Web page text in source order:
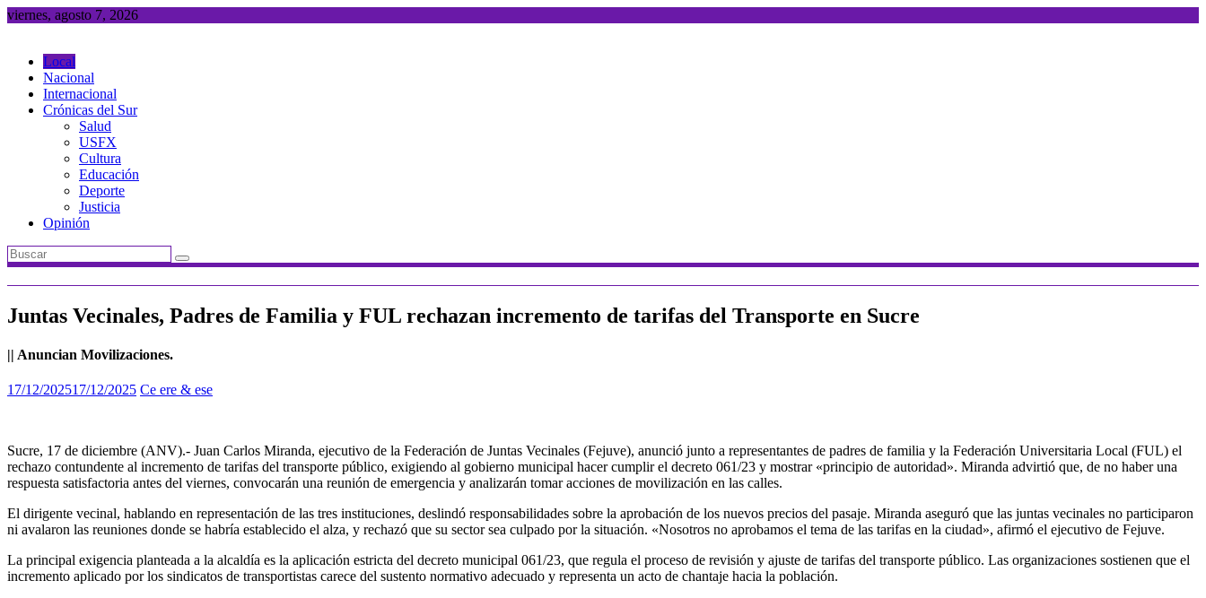
Saltar
viernes, agosto 7, 2026
Local
Nacional
Internacional
Crónicas del Sur
Salud
USFX
Cultura
Educación
Deporte
Justicia
Opinión
Juntas Vecinales, Padres de Familia y FUL rechazan incremento de tarifas del Transporte en Sucre
|| Anuncian Movilizaciones.
17/12/202517/12/2025 Ce ere & ese
Sucre, 17 de diciembre (ANV).- Juan Carlos Miranda, ejecutivo de la Federación de Juntas Vecinales (Fejuve), anunció junto a representantes de padres de familia y la Federación Universitaria Local (FUL) el
rechazo contundente al incremento de tarifas del transporte público, exigiendo al gobierno municipal hacer cumplir el decreto 061/23 y mostrar «principio de autoridad». Miranda advirtió que, de no haber una
respuesta satisfactoria antes del viernes, convocarán una reunión de emergencia y analizarán tomar acciones de movilización en las calles.
El dirigente vecinal, hablando en representación de las tres instituciones, deslindó responsabilidades sobre la aprobación de los nuevos precios del pasaje. Miranda aseguró que las juntas vecinales no participaron
ni avalaron las reuniones donde se habría establecido el alza, y rechazó que su sector sea culpado por la situación. «Nosotros no aprobamos el tema de las tarifas en la ciudad», afirmó el ejecutivo de Fejuve.
La principal exigencia planteada a la alcaldía es la aplicación estricta del decreto municipal 061/23, que regula el proceso de revisión y ajuste de tarifas del transporte público. Las organizaciones sostienen que el
incremento aplicado por los sindicatos de transportistas carece del sustento normativo adecuado y representa un acto de chantaje hacia la población.